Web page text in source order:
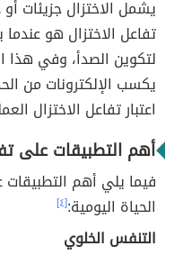
يشمل الاختزال جزيئات
تفاعل الاختزال هو
لتكوين الصدأ، وفي هذا
يكسب الإلكترونات من
اعتبار تفاعل الاختزال
أهم التطبيقات على
فيما يلي أهم التطبيقات
الحياة اليومية:[٤]
التنفس الخلوي